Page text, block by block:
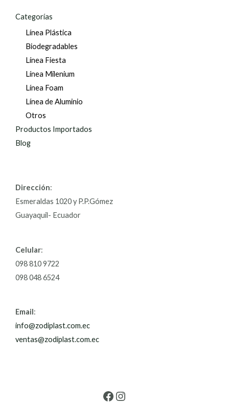
Categorías
Línea Plástica
Biodegradables
Línea Fiesta
Línea Milenium
Línea Foam
Línea de Aluminio
Otros
Productos Importados
Blog
Dirección:
Esmeraldas 1020 y P.P.Gómez
Guayaquil- Ecuador
Celular:
098 810 9722
098 048 6524
Email:
info@zodiplast.com.ec
ventas@zodiplast.com.ec